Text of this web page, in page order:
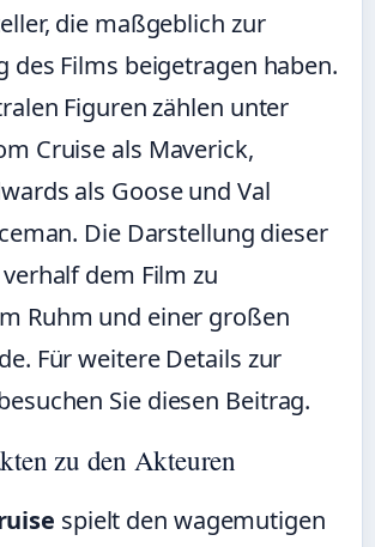
die maßgeblich zur
des Films beigetragen haben.
Figuren zählen unter
Cruise als Maverick,
als Goose und Val
Die Darstellung dieser
dem Film zu
Ruhm und einer großen
Für weitere Details zur
Sie diesen Beitrag.
zu den Akteuren
spielt den wagemutigen